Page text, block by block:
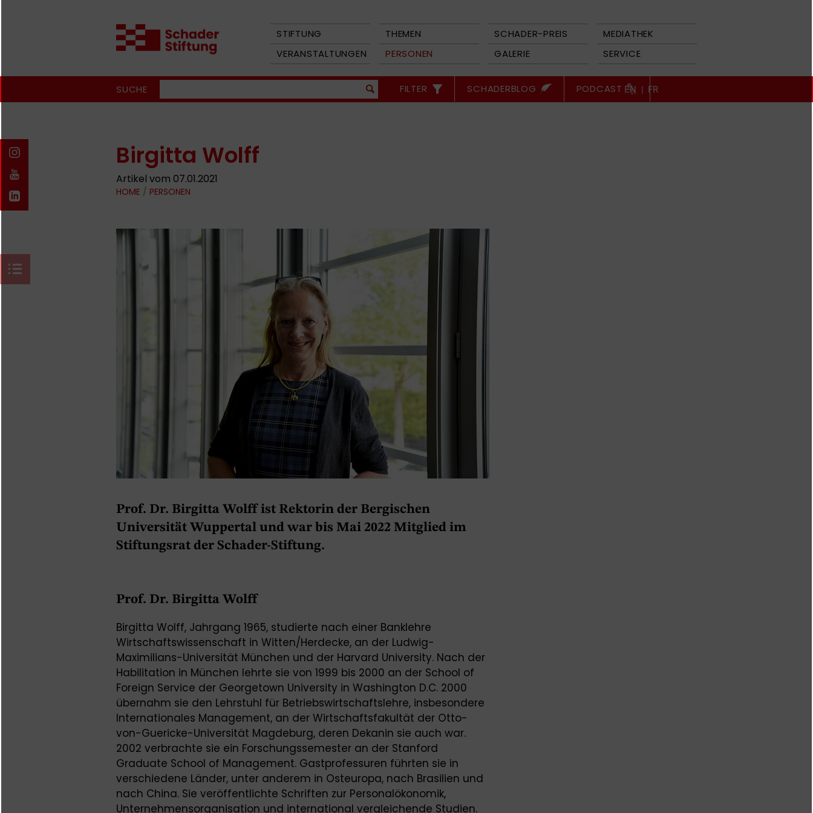
STIFTUNG THEMEN SCHADER-PREIS
MEDIATHEK
VERANSTALTUNGEN
PERSONEN GALERIE SERVICE
SUCHE FILTER SCHADERBLOG PODCAST EN | FR
Birgitta Wolff
Artikel vom 07.01.2021
HOME / PERSONEN
Prof. Dr. Birgitta Wolff ist Rektorin der Bergischen
Universität Wuppertal und war bis Mai 2022 Mitglied im
Stiftungsrat der Schader-Stiftung.
Prof. Dr. Birgitta Wolff
Birgitta Wolff, Jahrgang 1965, studierte nach einer Banklehre
Wirtschaftswissenschaft in Witten/Herdecke, an der Ludwig-
Maximilians-Universität München und der Harvard University. Nach der
Habilitation in München lehrte sie von 1999 bis 2000 an der School of
Foreign Service der Georgetown University in Washington D.C. 2000
übernahm sie den Lehrstuhl für Betriebswirtschaftslehre, insbesondere
Internationales Management, an der Wirtschaftsfakultät der Otto-
von-Guericke-Universität Magdeburg, deren Dekanin sie auch war.
2002 verbrachte sie ein Forschungssemester an der Stanford
Graduate School of Management. Gastprofessuren führten sie in
verschiedene Länder, unter anderem in Osteuropa, nach Brasilien und
nach China. Sie veröffentlichte Schriften zur Personalökonomik,
Unternehmensorganisation und international vergleichende Studien.